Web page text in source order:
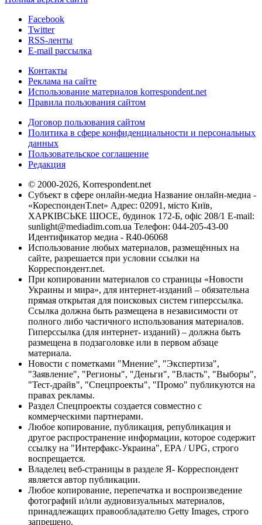
Facebook
Twitter
RSS-ленты
E-mail рассылка
Контакты
Реклама на сайте
Использование материалов korrespondent.net
Правила пользования сайтом
Договор пользования сайтом
Политика в сфере конфиденциальности и персональных
данных
Пользовательское соглашение
Редакция
© 2000-2026, Korrespondent.net
Субъект в сфере онлайн-медиа Название онлайн-медиа -
«КореспонденТ.net» Адрес: 02091, місто Київ,
ХАРКІВСЬКЕ ШОСЕ, будинок 172-Б, офіс 208/1 E-mail:
sunlight@mediadim.com.ua Телефон: 044-205-43-00
Идентификатор медиа - R40-06068
Использование любых материалов, размещённых на
сайте, разрешается при условии ссылки на
Корреспондент.net.
При копировании материалов со страницы «Новости
Украины и мира», для интернет-изданий – обязательна
прямая открытая для поисковых систем гиперссылка.
Ссылка должна быть размещена в независимости от
полного либо частичного использования материалов.
Гиперссылка (для интернет- изданий) – должна быть
размещена в подзаголовке или в первом абзаце
материала.
Новости с пометками "Мнение", "Экспертиза",
"Заявление", "Регионы", "Деньги", "Власть", "Выборы",
"Тест-драйв", "Спецпроекты", "Промо" публикуются на
правах рекламы.
Раздел Спецпроекты создается совместно с
коммерческими партнерами.
Любое копирование, публикация, републикация и
другое распространение информации, которое содержит
ссылку на "Интерфакс-Украина", EPA / UPG, строго
воспрещается.
Владелец веб-страницы в разделе Я- Корреспондент
является автор публикации.
Любое копирование, перепечатка и воспроизведение
фотографий и/или аудиовизуальных материалов,
принадлежащих правообладателю Getty Images, строго
запрещено.